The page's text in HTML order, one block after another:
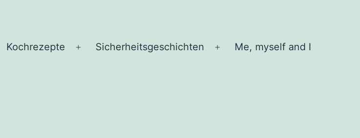
Kochrezepte
Menü
Sicherheitsgeschichten
Menü
Me, myself and I